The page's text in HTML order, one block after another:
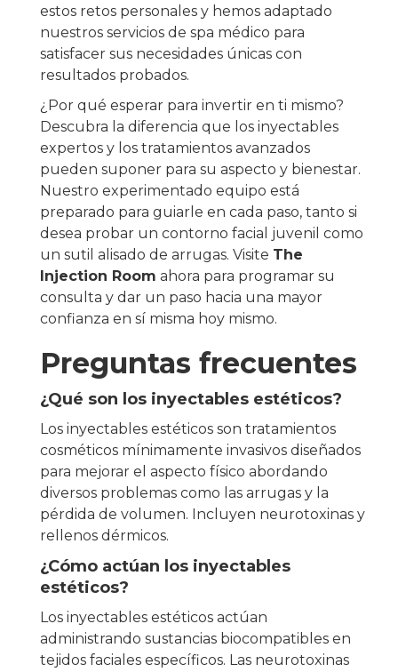
estos retos personales y hemos adaptado
nuestros servicios de spa médico para
satisfacer sus necesidades únicas con
resultados probados.
¿Por qué esperar para invertir en ti mismo?
Descubra la diferencia que los inyectables
expertos y los tratamientos avanzados
pueden suponer para su aspecto y bienestar.
Nuestro experimentado equipo está
preparado para guiarle en cada paso, tanto si
desea probar un contorno facial juvenil como
un sutil alisado de arrugas. Visite The
Injection Room ahora para programar su
consulta y dar un paso hacia una mayor
confianza en sí misma hoy mismo.
Preguntas frecuentes
¿Qué son los inyectables estéticos?
Los inyectables estéticos son tratamientos
cosméticos mínimamente invasivos diseñados
para mejorar el aspecto físico abordando
diversos problemas como las arrugas y la
pérdida de volumen. Incluyen neurotoxinas y
rellenos dérmicos.
¿Cómo actúan los inyectables
estéticos?
Los inyectables estéticos actúan
administrando sustancias biocompatibles en
tejidos faciales específicos. Las neurotoxinas